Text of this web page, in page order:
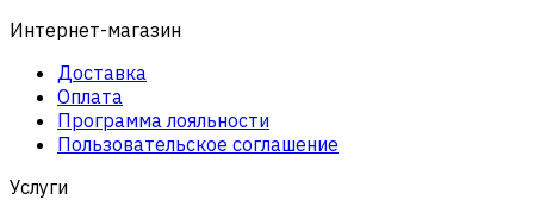
Интернет-магазин
Доставка
Оплата
Программа лояльности
Пользовательское соглашение
Услуги